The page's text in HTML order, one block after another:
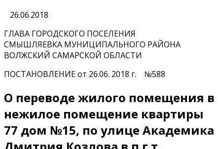
26.06.2018
ГЛАВА ГОРОДСКОГО ПОСЕЛЕНИЯ
СМЫШЛЯЕВКА МУНИЦИПАЛЬНОГО РАЙОНА
ВОЛЖСКИЙ САМАРСКОЙ ОБЛАСТИ
ПОСТАНОВЛЕНИЕ от 26.06. 2018 г. №588
О переводе жилого помещения в
нежилое помещение квартиры
77 дом №15, по улице Академика